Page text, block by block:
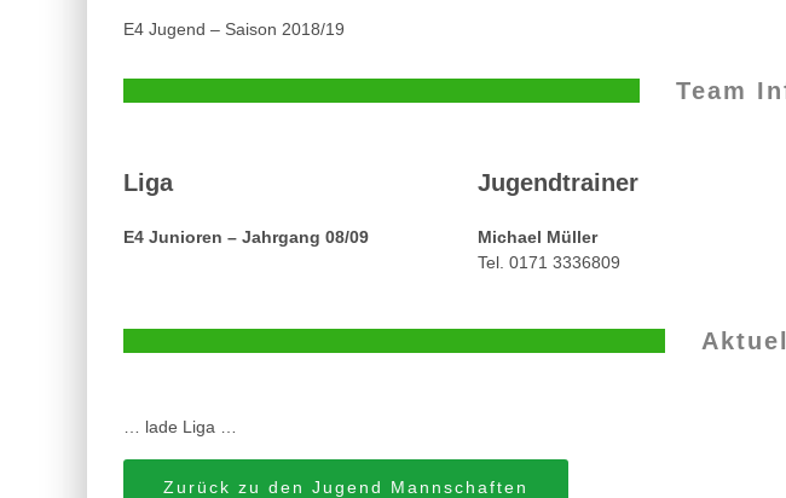
E4 Jugend – Saison 2018/19
Team
Liga
E4 Junioren – Jahrgang 08/09
Jugendtrainer
Michael Müller
Tel. 0171 3336809
… lade Liga …
Zurück zu den Jugend Mannschaften